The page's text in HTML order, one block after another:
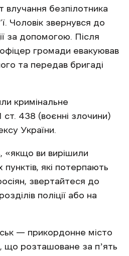
безпілотника
Чоловік звернувся до
за допомогою. Після
громади евакуював
та передав бригаді
кримінальне
438 (воєнні злочини)
України.
«якщо ви вирішили
пунктів, які потерпають
звертайтеся до
поліції або на
— прикордонне місто
що розташоване за пʼять